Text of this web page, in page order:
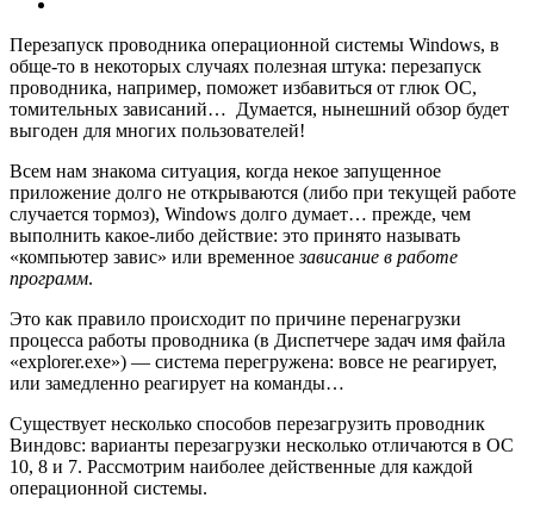
Перезапуск проводника операционной системы Windows, в
обще-то в некоторых случаях полезная штука: перезапуск
проводника, например, поможет избавиться от глюк ОС,
томительных зависаний… Думается, нынешний обзор будет
выгоден для многих пользователей!
Всем нам знакома ситуация, когда некое запущенное
приложение долго не открываются (либо при текущей работе
случается тормоз), Windows долго думает… прежде, чем
выполнить какое-либо действие: это принято называть
«компьютер завис» или временноезависание в работе
программ.
Это как правило происходит по причине перенагрузки
процесса работы проводника (в Диспетчере задач имя файла
«explorer.exe») — система перегружена: вовсе не реагирует,
или замедленно реагирует на команды…
Существует несколько способов перезагрузить проводник
Виндовс: варианты перезагрузки несколько отличаются в ОС
10, 8 и 7. Рассмотрим наиболее действенные для каждой
операционной системы.